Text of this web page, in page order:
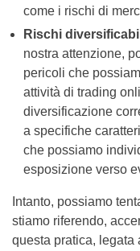
come i rischi di
Rischi
nostra attenzione,
pericoli che
attività di trading
diversificazione
a specifiche
che possiamo
esposizione verso
Intanto, possiamo
stiamo riferendo,
questa pratica, legata